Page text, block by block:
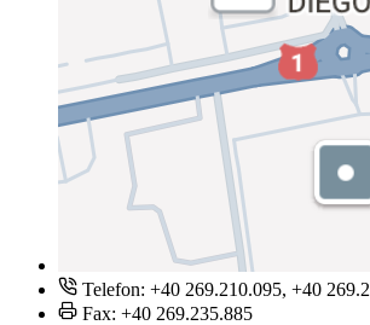
Telefon: +40 269.210.095, +40
Fax: +40 269.235.885